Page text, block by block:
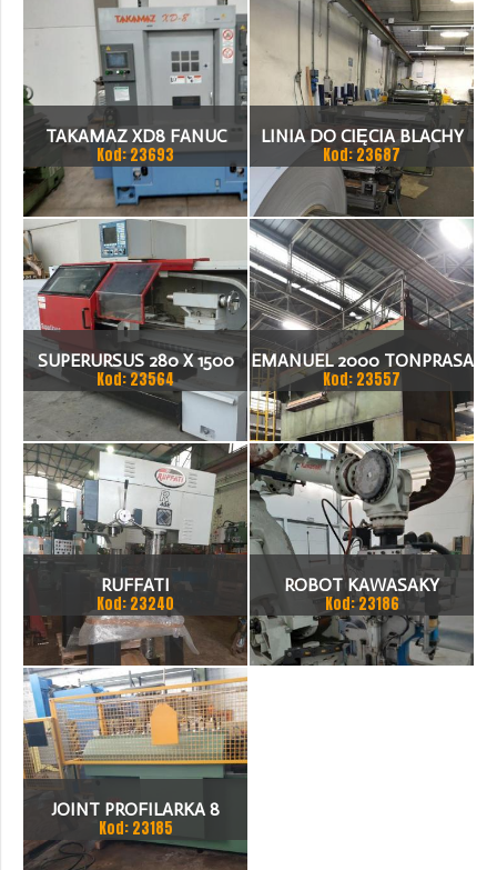
TAKAMAZ XD8 FANUC
21ITA TOKARKA CNC
Kod: 23693
LINIA DO CIĘCIA BLACHY
1.500 X 1,5 (2,5) MM
Kod: 23687
SUPERURSUS 280 X 1500
TOKARKA
Kod: 23564
EMANUEL 2000 TONPRASA
HYDRAULICZNA 3200 X
2000
Kod: 23557
RUFFATI
Kod: 23240
ROBOT KAWASAKY
Kod: 23186
JOINT PROFILARKA 8
STACJI
Kod: 23185